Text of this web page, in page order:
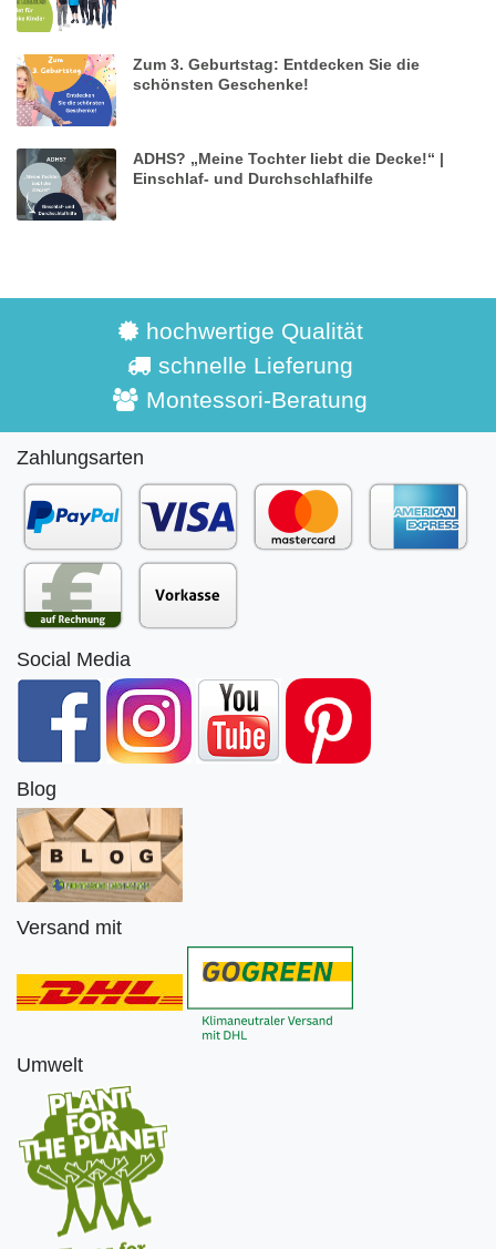
Zum 3. Geburtstag: Entdecken Sie die
schönsten Geschenke!
ADHS? „Meine Tochter liebt die Decke!“ |
Einschlaf- und Durchschlafhilfe
hochwertige Qualität
schnelle Lieferung
Montessori-Beratung
Zahlungsarten
Social Media
Blog
Versand mit
Umwelt